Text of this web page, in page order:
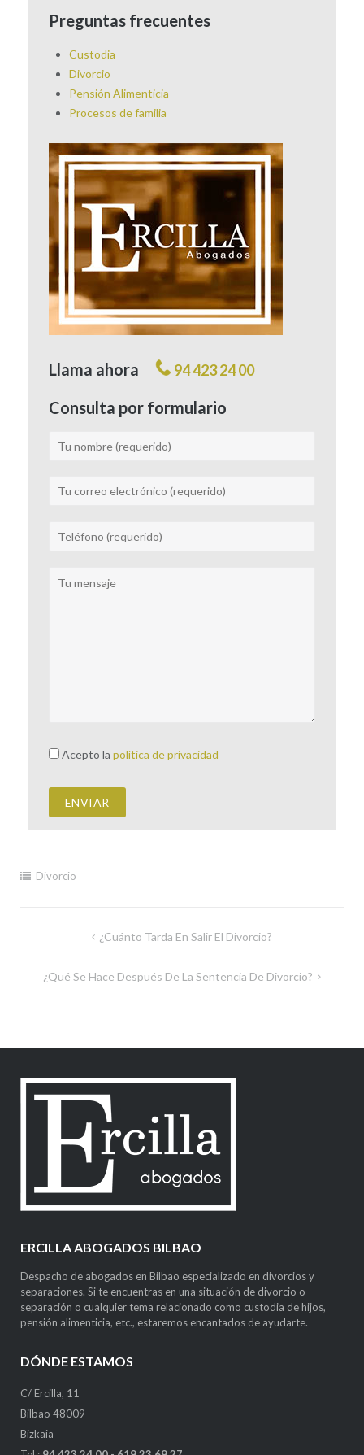
Preguntas frecuentes
Custodia
Divorcio
Pensión Alimenticia
Procesos de familia
Llama ahora 94 423 24 00
Consulta por formulario
Acepto la política de privacidad
Divorcio
¿Cuánto Tarda En Salir El Divorcio?
¿Qué Se Hace Después De La Sentencia De Divorcio?
ERCILLA ABOGADOS BILBAO
Despacho de abogados en Bilbao especializado en divorcios y
separaciones. Si te encuentras en una situación de divorcio o
separación o cualquier tema relacionado como custodia de hijos,
pensión alimenticia, etc., estaremos encantados de ayudarte.
DÓNDE ESTAMOS
C/ Ercilla, 11
Bilbao 48009
Bizkaia